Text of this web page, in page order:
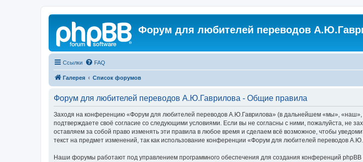
Регистрация Форум для любителей переводов
Ссылки FAQ
Галерея Список форумов
Форум для любителей переводов А.Ю.Гаврилова - Общие правила
Заходя на конференцию «Форум для любителей переводов А.Ю.Гаврилова» (в дальнейшем «мы»,
подтверждаете своё согласие со следующими условиями. Если вы не согласны с ними, пожалуйста,
оставляем за собой право изменять эти правила в любое время и сделаем всё возможное, чтобы
текст на предмет изменений, так как использование конференции «Форум для любителей переводов
Наши форумы работают под управлением программного обеспечения для создания конференций